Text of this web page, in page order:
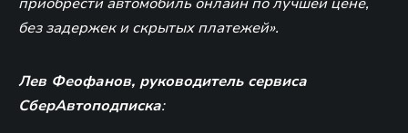
без задержек и скрытых платежей».
Лев Феофанов, руководитель сервиса
СберАвтоподписка: